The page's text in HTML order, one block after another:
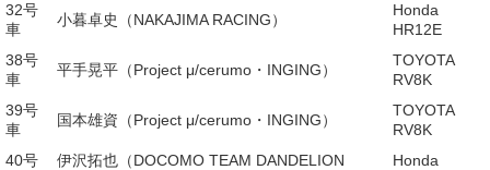
32号
車
小暮卓史（NAKAJIMA RACING）
Honda
HR12E
38号
車
平手晃平（Project μ/cerumo・INGING）
TOYOTA
RV8K
39号
車
国本雄資（Project μ/cerumo・INGING）
TOYOTA
RV8K
40号
伊沢拓也（DOCOMO TEAM DANDELION
Honda